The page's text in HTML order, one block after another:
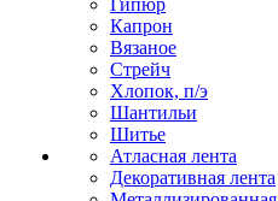
Гипюр
Капрон
Вязаное
Стрейч
Хлопок, п/э
Шантильи
Шитье
Атласная лента
Декоративная лента